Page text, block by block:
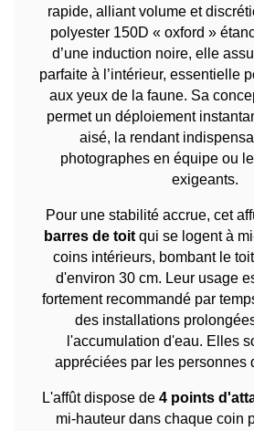
rapide, alliant volume et
polyester 150D « oxford »
d’une induction noire, elle
parfaite à l’intérieur, essentielle
aux yeux de la faune. Sa
permet un déploiement
aisé, la rendant
photographes en équipe ou
exigeants.
Pour une stabilité accrue, cet
barres de toit qui se logent à
coins intérieurs, bombant le
d'environ 30 cm. Leur usage
fortement recommandé par
des installations
l'accumulation d'eau. Elles
appréciées par les personnes
L'affût dispose de 4 points
mi-hauteur dans chaque coin